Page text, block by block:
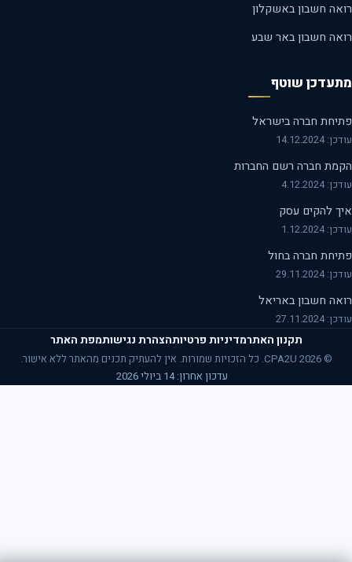
חשבון באשקלון
חשבון באר שבע
שוטף
חברה בישראל
חברה רשם החברות
להקים עסק
חברה בחול
חשבון באריאל
תקנון האתרמדיניות פרטיותהצהרת נגישותמפת האתר
© 2026 CPA2U. כל הזכויות שמורות. אין להעתיק תכנים מהאתר ללא אישור.
עדכון אחרון: 14 ביולי 2026